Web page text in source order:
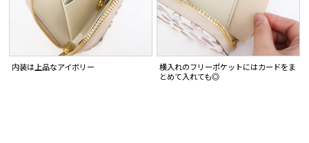
内装は上品なアイボリー
横入れのフリーポケットにはカードをま
とめて入れても◎